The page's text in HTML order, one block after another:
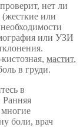
нет ли
(жесткие или
или УЗИ
мастит,
в груди.
в
Ранняя
многие
боли, врач